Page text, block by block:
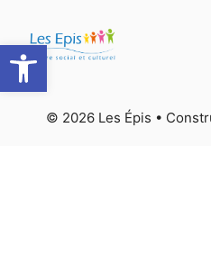
Ouvrir la barre d’outils
contenu
© 2026 Les Épis •